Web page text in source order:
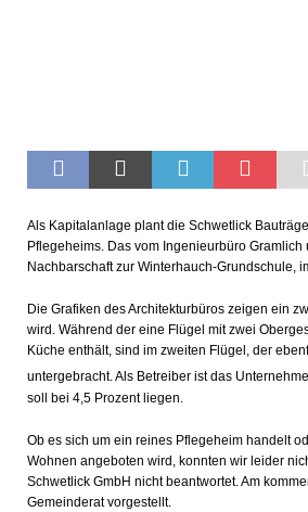
Als Kapitalanlage plant die Schwetlick
Pflegeheims. Das vom Ingenieurbüro
Nachbarschaft zur Winterhauch-Grundschule,
Die Grafiken des Architekturbüros zeigen ein
wird. Während der eine Flügel mit zwei
Küche enthält, sind im zweiten Flügel, der
untergebracht. Als Betreiber ist das
soll bei 4,5 Prozent liegen.
Ob es sich um ein reines Pflegeheim handelt
Wohnen angeboten wird, konnten wir leider
Schwetlick GmbH nicht beantwortet. Am
Gemeinderat vorgestellt.